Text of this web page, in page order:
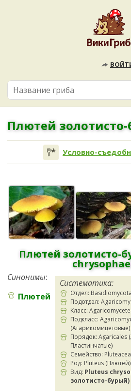
Плютей
Условно-
Плютей золотисто-
Систематика:
Отдел:
Подотдел:
Класс:
Подкласс:
(Агарикомицетовые)
Порядок: Agaricales
Пластинчатые)
Семейство:
Род: Pluteus (Плютей)
Вид: Pluteus
золотисто-бурый)
Синонимы:
Плютей